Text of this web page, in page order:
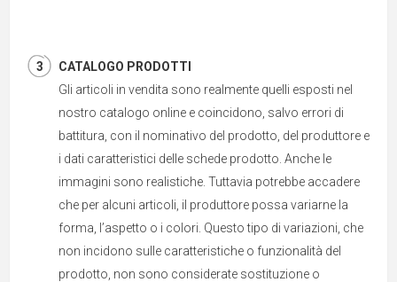
CATALOGO PRODOTTI
Gli articoli in vendita sono realmente quelli esposti nel
nostro catalogo online e coincidono, salvo errori di
battitura, con il nominativo del prodotto, del produttore e
i dati caratteristici delle schede prodotto. Anche le
immagini sono realistiche. Tuttavia potrebbe accadere
che per alcuni articoli, il produttore possa variarne la
forma, l’aspetto o i colori. Questo tipo di variazioni, che
non incidono sulle caratteristiche o funzionalità del
prodotto, non sono considerate sostituzione o